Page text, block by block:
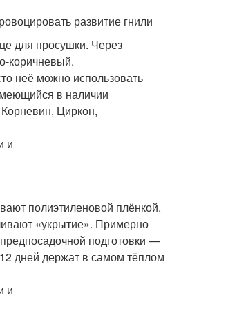
развитие гнили
для просушки. Через
коричневый.
неё можно использовать
в наличии
Циркон,
полиэтиленовой плёнкой.
«укрытие». Примерно
подготовки —
дней держат в самом тёплом